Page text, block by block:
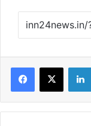
Facebook
X